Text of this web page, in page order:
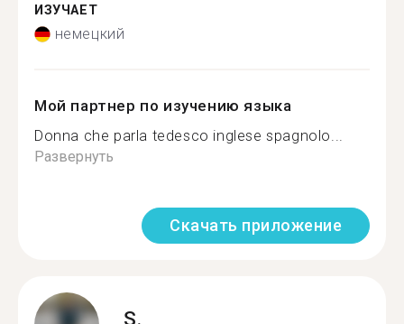
ИЗУЧАЕТ
немецкий
Мой партнер по изучению языка
Donna che parla tedesco inglese spagnolo...
Развернуть
Скачать приложение
S.